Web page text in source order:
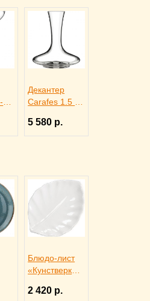
Декантер
Carafes 1.5 л,
5 580 р.
Блюдо-лист
«Кунстверк»
L=365 мм
2 420 р.